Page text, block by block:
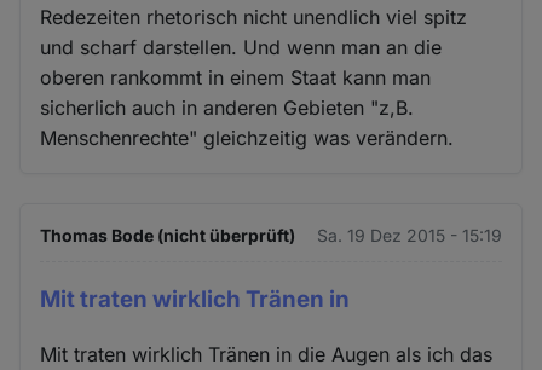
Redezeiten rhetorisch nicht unendlich viel spitz
und scharf darstellen. Und wenn man an die
oberen rankommt in einem Staat kann man
sicherlich auch in anderen Gebieten "z,B.
Menschenrechte" gleichzeitig was verändern.
Thomas Bode (nicht überprüft) Sa. 19 Dez 2015 - 15:19
Mit traten wirklich Tränen in
Mit traten wirklich Tränen in die Augen als ich das